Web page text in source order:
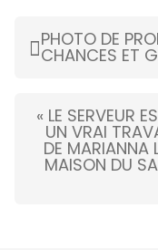
PHOTO DE
CHANCES ET
« LE SERVEUR
UN VRAI
DE MARIANNA
MAISON DU